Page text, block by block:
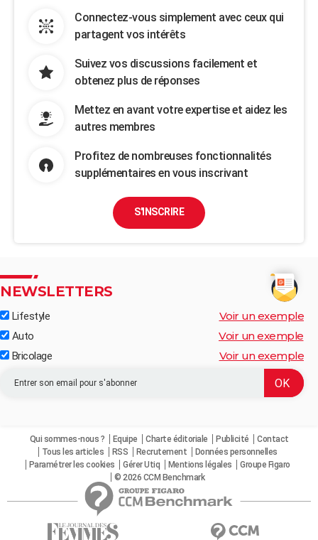
Connectez-vous simplement avec ceux qui
partagent vos intérêts
Suivez vos discussions facilement et
obtenez plus de réponses
Mettez en avant votre expertise et aidez les
autres membres
Profitez de nombreuses fonctionnalités
supplémentaires en vous inscrivant
S'INSCRIRE
NEWSLETTERS
Lifestyle Voir un exemple
Auto Voir un exemple
Bricolage Voir un exemple
Qui sommes-nous ? Equipe Charte éditoriale Publicité
Contact
Tous les articles
RSS Recrutement
Données personnelles
Paramétrer les cookies
Gérer Utiq Mentions légales
Groupe Figaro
© 2026 CCM Benchmark